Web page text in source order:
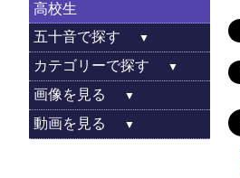
高校生
五十音で探す
カテゴリーで探す
画像を見る
動画を見る